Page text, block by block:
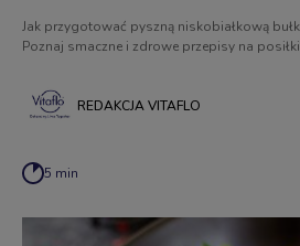
Jak przygotować pyszną niskobiałkową
Poznaj smaczne i zdrowe przepisy na
REDAKCJA VITAFLO
5 min